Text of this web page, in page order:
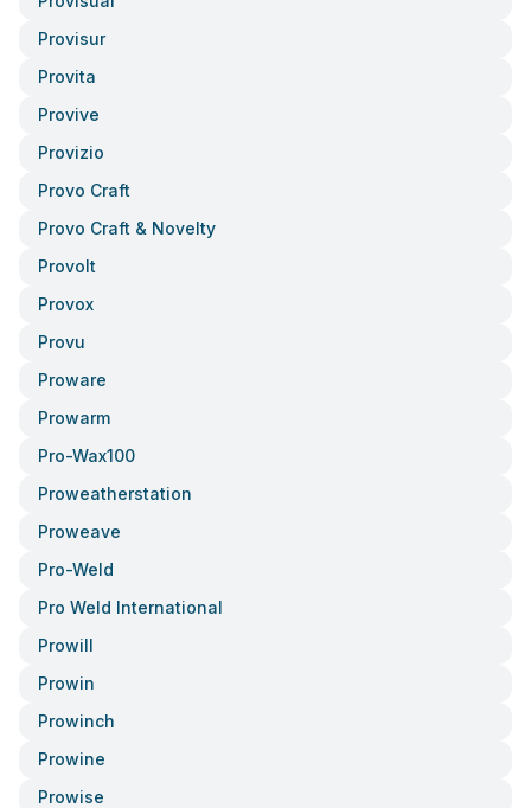
Provisur
Provita
Provive
Provizio
Provo Craft
Provo Craft & Novelty
Provolt
Provox
Provu
Proware
Prowarm
Pro-Wax100
Proweatherstation
Proweave
Pro-Weld
Pro Weld International
Prowill
Prowin
Prowinch
Prowine
Prowise